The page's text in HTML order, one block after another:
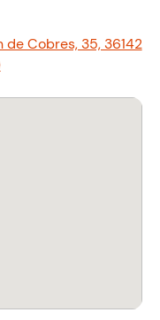
Cobres, 35, 36142